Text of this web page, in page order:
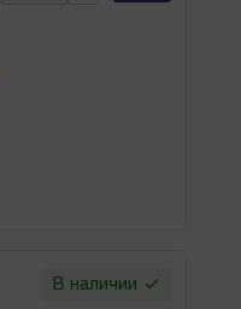
В наличии